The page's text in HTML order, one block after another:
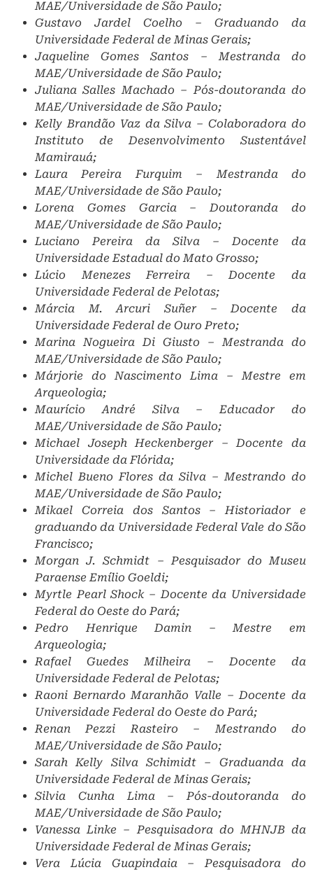
MAE/Universidade de São Paulo;
Gustavo Jardel Coelho – Graduando da
Universidade Federal de Minas Gerais;
Jaqueline Gomes Santos – Mestranda do
MAE/Universidade de São Paulo;
Juliana Salles Machado – Pós-doutoranda do
MAE/Universidade de São Paulo;
Kelly Brandão Vaz da Silva – Colaboradora do
Instituto de Desenvolvimento Sustentável
Mamirauá;
Laura Pereira Furquim – Mestranda do
MAE/Universidade de São Paulo;
Lorena Gomes Garcia – Doutoranda do
MAE/Universidade de São Paulo;
Luciano Pereira da Silva – Docente da
Universidade Estadual do Mato Grosso;
Lúcio Menezes Ferreira – Docente da
Universidade Federal de Pelotas;
Márcia M. Arcuri Suñer – Docente da
Universidade Federal de Ouro Preto;
Marina Nogueira Di Giusto – Mestranda do
MAE/Universidade de São Paulo;
Márjorie do Nascimento Lima – Mestre em
Arqueologia;
Maurício André Silva – Educador do
MAE/Universidade de São Paulo;
Michael Joseph Heckenberger – Docente da
Universidade da Flórida;
Michel Bueno Flores da Silva – Mestrando do
MAE/Universidade de São Paulo;
Mikael Correia dos Santos – Historiador e
graduando da Universidade Federal Vale do São
Francisco;
Morgan J. Schmidt – Pesquisador do Museu
Paraense Emílio Goeldi;
Myrtle Pearl Shock – Docente da Universidade
Federal do Oeste do Pará;
Pedro Henrique Damin – Mestre em
Arqueologia;
Rafael Guedes Milheira – Docente da
Universidade Federal de Pelotas;
Raoni Bernardo Maranhão Valle – Docente da
Universidade Federal do Oeste do Pará;
Renan Pezzi Rasteiro – Mestrando do
MAE/Universidade de São Paulo;
Sarah Kelly Silva Schimidt – Graduanda da
Universidade Federal de Minas Gerais;
Silvia Cunha Lima – Pós-doutoranda do
MAE/Universidade de São Paulo;
Vanessa Linke – Pesquisadora do MHNJB da
Universidade Federal de Minas Gerais;
Vera Lúcia Guapindaia – Pesquisadora do